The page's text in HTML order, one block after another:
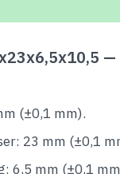
(±0,1 mm).
23 mm (±0,1
6,5 mm (±0,1